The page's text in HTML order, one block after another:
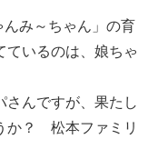
み～ちゃん」の育
ているのは、娘ちゃ
さんですが、果たし
か？ 松本ファミリ